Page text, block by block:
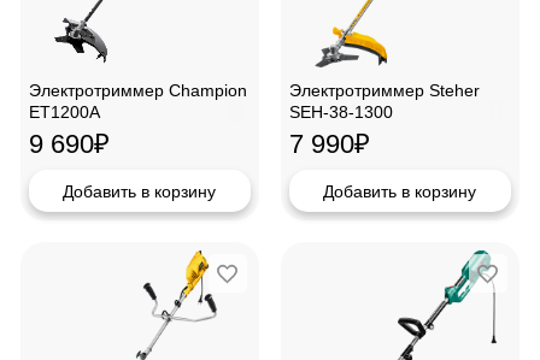
Электротриммер Champion
ET1200A
9 690₽
Добавить в корзину
Электротриммер Steher
SEH-38-1300
7 990₽
Добавить в корзину